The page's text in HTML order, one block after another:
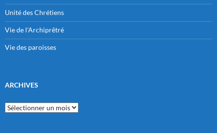
Unité des Chrétiens
Vie de l'Archiprêtré
Vie des paroisses
ARCHIVES
Archives